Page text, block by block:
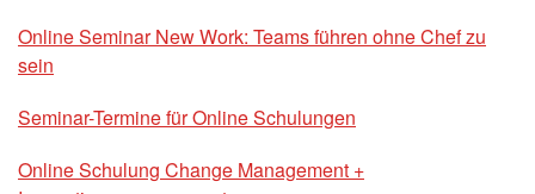
Online Seminar New Work: Teams führen ohne Chef zu
sein
Seminar-Termine für Online Schulungen
Online Schulung Change Management +